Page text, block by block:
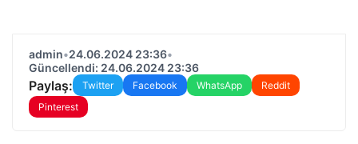
admin•24.06.2024 23:36•
Güncellendi: 24.06.2024 23:36
Paylaş: Twitter Facebook WhatsApp
Reddit
Pinterest